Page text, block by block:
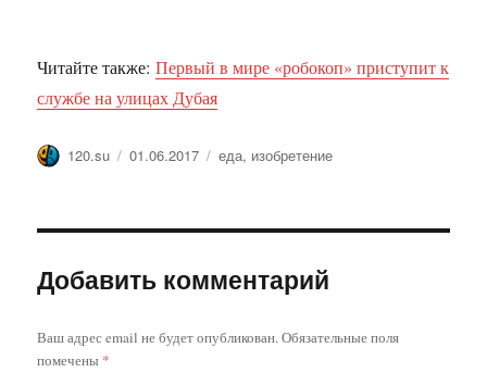
Читайте также:Первый в мире «робокоп» приступит к
службе на улицах Дубая
Автор
120.su Опубликовано
01.06.2017 Метки
еда, изобретение
Добавить комментарий
Ваш адрес email не будет опубликован.Обязательные поля
помечены *